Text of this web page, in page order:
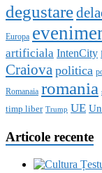
degustare
Europa
artificiala IntenCity
Craiova politica
Romanaia romania
timp liber Trump UE
Articole recente